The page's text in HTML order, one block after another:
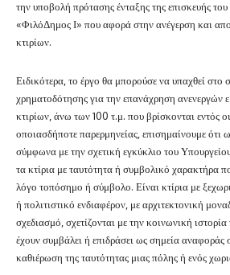
την υποβολή πρότασης ένταξης της επισκευής
«ΦιλόΔημος Ι» που αφορά στην ανέγερση και
κτιρίων.
Ειδικότερα, το έργο θα μπορούσε να υπαχθεί στο
χρηματοδότησης για την επανάχρηση ανενεργών
κτιρίων, άνω των 100 τ.μ. που βρίσκονται εντός
οποιασδήποτε παρερμηνείας, επισημαίνουμε ότι
σύμφωνα με την σχετική εγκύκλιο του
τα κτίρια με ταυτότητα ή συμβολικό χαρακτήρα
λόγο τοπόσημο ή σύμβολο. Είναι κτίρια με
ή πολιτιστικό ενδιαφέρον, με αρχιτεκτονική
σχεδιασμό, σχετίζονται με την κοινωνική
έχουν συμβάλει ή επιδράσει ως σημεία αναφοράς
καθιέρωση της ταυτότητας μιας πόλης ή ενός